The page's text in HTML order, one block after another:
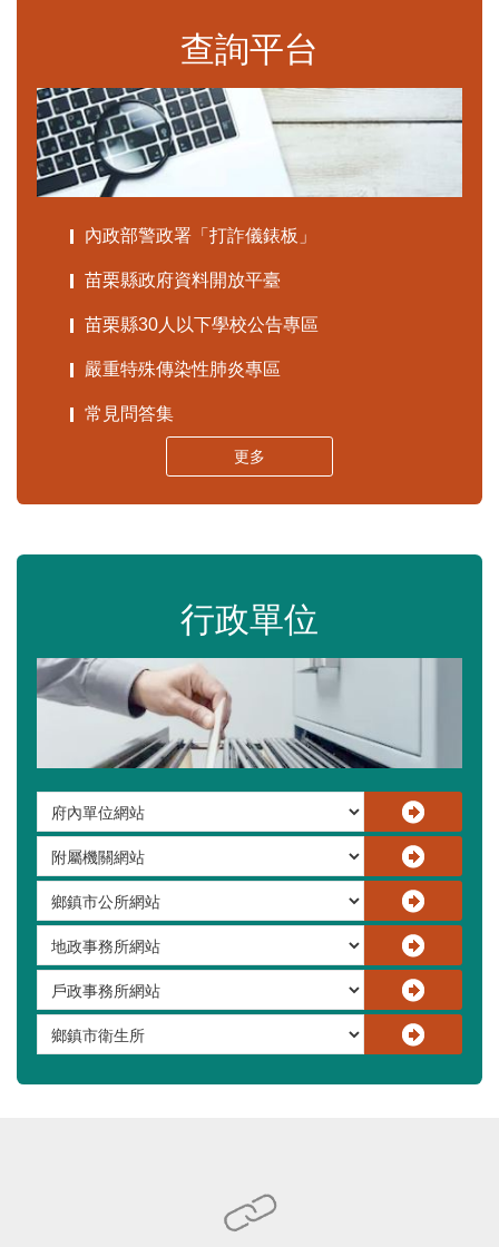
查詢平台
內政部警政署「打詐儀錶板」
苗栗縣政府資料開放平臺
苗栗縣30人以下學校公告專區
嚴重特殊傳染性肺炎專區
常見問答集
更多
行政單位